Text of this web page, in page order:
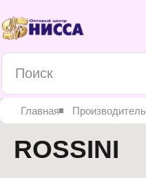
Главная Производитель
ROSSINI